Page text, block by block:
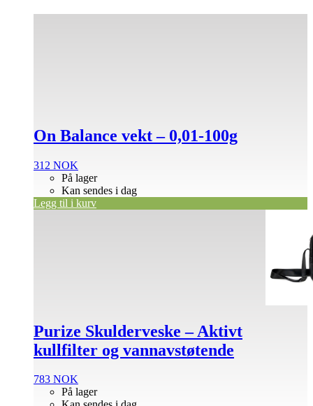
On Balance vekt – 0,01-100g
312 NOK
På lager
Kan sendes i dag
Legg til i kurv
Purize Skulderveske – Aktivt
kullfilter og vannavstøtende
783 NOK
På lager